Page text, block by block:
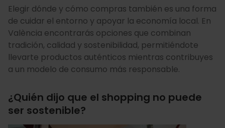
Elegir dónde y cómo compras también es una forma
de cuidar el entorno y apoyar la economía local. En
València encontrarás opciones que combinan
tradición, calidad y sostenibilidad, permitiéndote
llevarte productos auténticos mientras contribuyes
a un modelo de consumo más responsable.
¿Quién dijo que el shopping no puede
ser sostenible?